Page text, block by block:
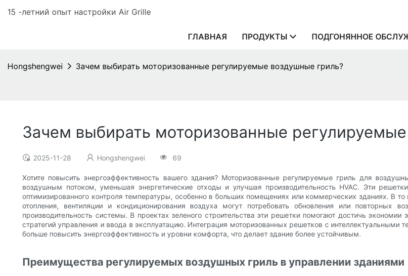
15 -летний опыт настройки Air Grille
ГЛАВНАЯ ПРОДУКТЫ ПОДГОНЯННОЕ
Hongshengwei Зачем выбирать моторизованные регулируемые воздушные гриль?
Зачем выбирать моторизованные
2025-11-28 Hongshengwei 69
Хотите повысить энергоэффективность вашего здания? Моторизованные регулируемые гриль для
воздушным потоком, уменьшая энергетические отходы и улучшая производительность HVAC. Эти
оптимизированного контроля температуры, особенно в больших помещениях или коммерческих зданиях.
отопления, вентиляции и кондиционирования воздуха могут потребовать обновления или повторных
производительность системы. В проектах зеленого строительства эти решетки помогают достичь экономии
стратегий управления и ввода в эксплуатацию. Интеграция моторизованных решетков с
больше повысить энергоэффективность и уровни комфорта, что делает здание более устойчивым.
Преимущества регулируемых воздушных гриль в управлении зданиями